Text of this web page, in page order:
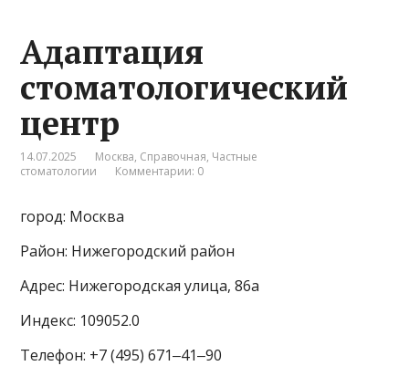
Адаптация
стоматологический
центр
14.07.2025 Москва, Справочная, Частные
стоматологии
Комментарии: 0
город: Москва
Район: Нижегородский район
Адрес: Нижегородская улица, 86а
Индекс: 109052.0
Телефон: +7 (495) 671‒41‒90